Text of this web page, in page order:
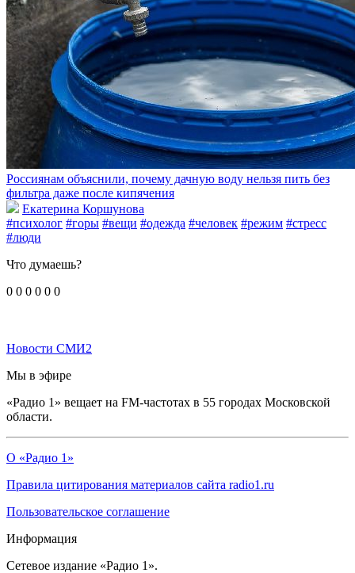
Россиянам объяснили, почему дачную воду нельзя пить без
фильтра даже после кипячения
Екатерина Коршунова
#психолог #горы #вещи #одежда #человек #режим #стресс
#люди
Что думаешь?
0 0 0 0 0 0
Новости СМИ2
Мы в эфире
«Радио 1» вещает на FM-частотах в 55 городах Московской
области.
О «Радио 1»
Правила цитирования материалов сайта radio1.ru
Пользовательское соглашение
Информация
Сетевое издание «Радио 1».